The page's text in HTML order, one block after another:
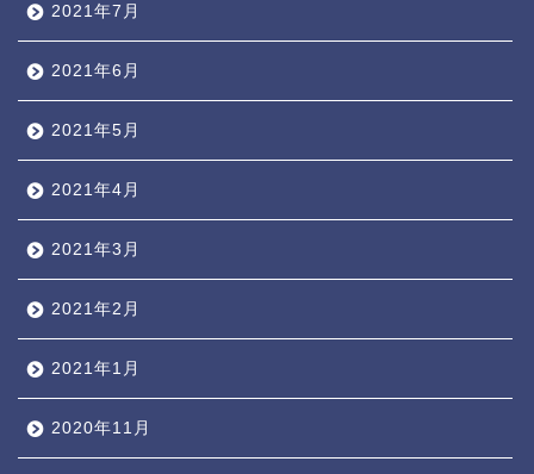
2021年7月
2021年6月
2021年5月
2021年4月
2021年3月
2021年2月
2021年1月
2020年11月